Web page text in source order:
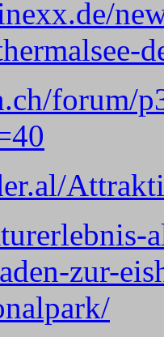
forum/
zur-